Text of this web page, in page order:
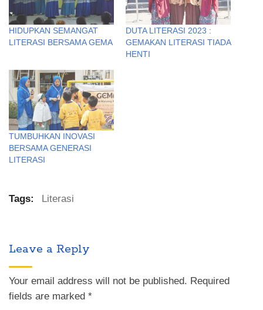
HIDUPKAN SEMANGAT
LITERASI BERSAMA GEMA
DUTA LITERASI 2023 :
GEMAKAN LITERASI TIADA
HENTI
TUMBUHKAN INOVASI
BERSAMA GENERASI
LITERASI
Tags: Literasi
Leave a Reply
Your email address will not be published. Required
fields are marked *